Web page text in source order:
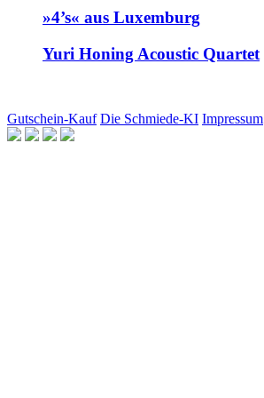
»4’s« aus Luxemburg
Yuri Honing Acoustic Quartet
Gutschein-Kauf Die Schmiede-KI Impressum